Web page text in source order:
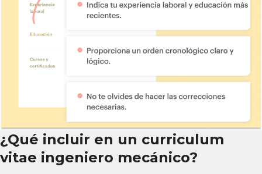
¿Qué incluir en un curriculum
vitae ingeniero mecánico?